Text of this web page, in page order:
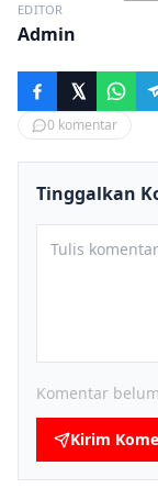
EDITOR
Admin
0 komentar
Tinggalkan
Komentar
Kirim